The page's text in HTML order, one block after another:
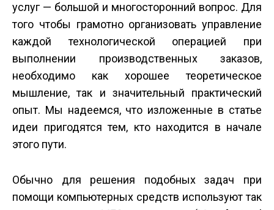
услуг — большой и многосторонний вопрос. Для
того чтобы грамотно организовать управление
каждой технологической операцией при
выполнении производственных заказов,
необходимо как хорошее теоретическое
мышление, так и значительный практический
опыт. Мы надеемся, что изложенные в статье
идеи пригодятся тем, кто находится в начале
этого пути.
Обычно для решения подобных задач при
помощи компьютерных средств используют так